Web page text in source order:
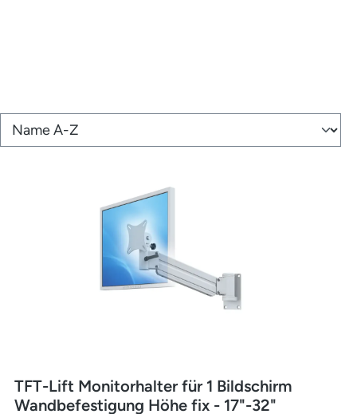
TFT-Lift Monitorhalter für 1 Bildschirm
Wandbefestigung Höhe fix - 17"-32"